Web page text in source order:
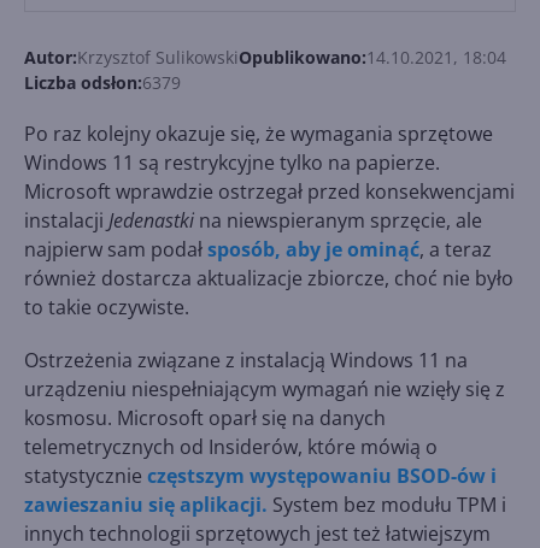
Autor:Krzysztof SulikowskiOpublikowano:14.10.2021, 18:04
Liczba odsłon:6379
Po raz kolejny okazuje się, że wymagania sprzętowe
Windows 11 są restrykcyjne tylko na papierze.
Microsoft wprawdzie ostrzegał przed konsekwencjami
instalacji Jedenastki na niewspieranym sprzęcie, ale
najpierw sam podałsposób, aby je ominąć, a teraz
również dostarcza aktualizacje zbiorcze, choć nie było
to takie oczywiste.
Ostrzeżenia związane z instalacją Windows 11 na
urządzeniu niespełniającym wymagań nie wzięły się z
kosmosu. Microsoft oparł się na danych
telemetrycznych od Insiderów, które mówią o
statystycznie częstszym występowaniu BSOD-ów i
zawieszaniu się aplikacji. System bez modułu TPM i
innych technologii sprzętowych jest też łatwiejszym